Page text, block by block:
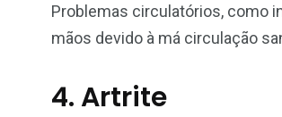
Problemas circulatórios, como
mãos devido à má circulação
4. Artrite